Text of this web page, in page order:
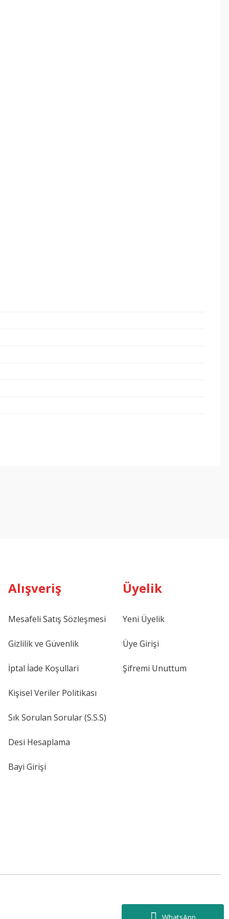
WhatsApp
Alışveriş
Mesafeli Satış Sözleşmesi
Gizlilik ve Güvenlik
İptal İade Koşullari
Kişisel Veriler Politikası
Sık Sorulan Sorular (S.S.S)
Desi Hesaplama
Bayi Girişi
Üyelik
Yeni Üyelik
Üye Girişi
Şifremi Unuttum